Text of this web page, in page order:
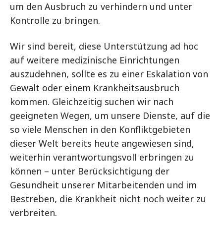
um den Ausbruch zu verhindern und unter
Kontrolle zu bringen.
Wir sind bereit, diese Unterstützung ad hoc
auf weitere medizinische Einrichtungen
auszudehnen, sollte es zu einer Eskalation von
Gewalt oder einem Krankheitsausbruch
kommen. Gleichzeitig suchen wir nach
geeigneten Wegen, um unsere Dienste, auf die
so viele Menschen in den Konfliktgebieten
dieser Welt bereits heute angewiesen sind,
weiterhin verantwortungsvoll erbringen zu
können – unter Berücksichtigung der
Gesundheit unserer Mitarbeitenden und im
Bestreben, die Krankheit nicht noch weiter zu
verbreiten.